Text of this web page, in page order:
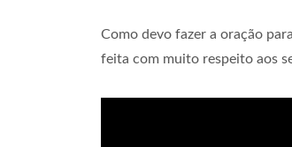
Como devo fazer a oração
feita com muito respeito aos